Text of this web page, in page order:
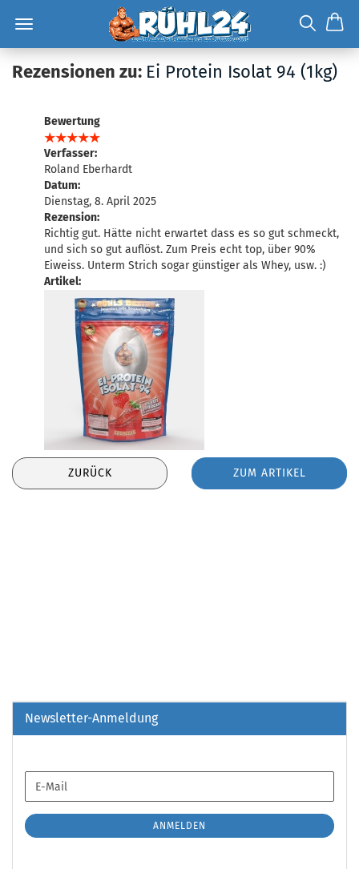
Rezensionen zu: Ei Protein Isolat 94 (1kg)
Bewertung
Verfasser:
Roland Eberhardt
Datum:
Dienstag, 8. April 2025
Rezension:
Richtig gut. Hätte nicht erwartet dass es so gut schmeckt,
und sich so gut auflöst. Zum Preis echt top, über 90%
Eiweiss. Unterm Strich sogar günstiger als Whey, usw. :)
Artikel:
ZURÜCK ZUM ARTIKEL
Newsletter-Anmeldung
ZUR
ANMELDUNG
E-
Mail
ANMELDEN